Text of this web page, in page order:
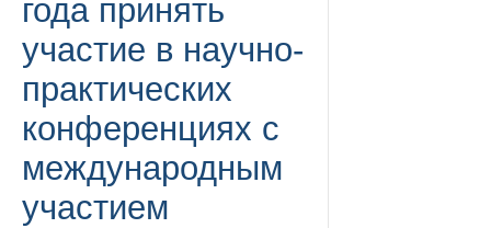
года принять
участие в научно-
практических
конференциях с
международным
участием